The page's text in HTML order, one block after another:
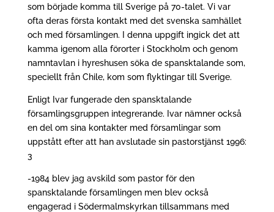
som började komma till Sverige på 70-talet. Vi var
ofta deras första kontakt med det svenska samhället
och med församlingen. I denna uppgift ingick det att
kamma igenom alla förorter i Stockholm och genom
namntavlan i hyreshusen söka de spansktalande som,
speciellt från Chile, kom som flyktingar till Sverige.
Enligt Ivar fungerade den spansktalande
församlingsgruppen integrerande. Ivar nämner också
en del om sina kontakter med församlingar som
uppstått efter att han avslutade sin pastorstjänst 1996:
3
-1984 blev jag avskild som pastor för den
spansktalande församlingen men blev också
engagerad i Södermalmskyrkan tillsammans med